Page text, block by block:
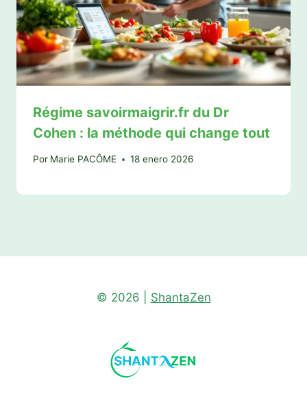
Régime savoirmaigrir.fr du Dr
Cohen : la méthode qui change tout
Por Marie PACÔME 18 enero 2026
© 2026 | ShantaZen